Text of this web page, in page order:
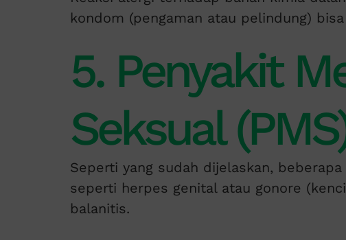
kondom (pengaman atau pelindung)
5. Penyakit
Seksual
Seperti yang sudah dijelaskan,
seperti herpes genital atau gonore
balanitis.